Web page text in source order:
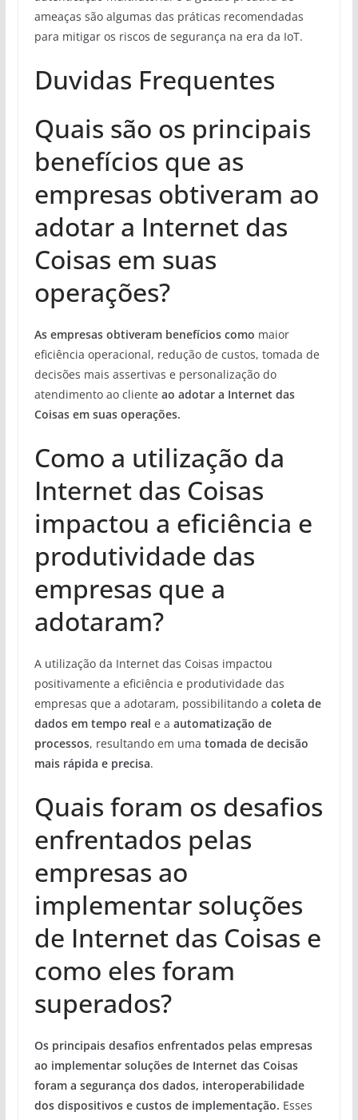
ameaças são algumas das práticas recomendadas
para mitigar os riscos de segurança na era da IoT.
Duvidas Frequentes
Quais são os principais
benefícios que as
empresas obtiveram ao
adotar a Internet das
Coisas em suas
operações?
As empresas obtiveram benefícios como maior
eficiência operacional, redução de custos, tomada de
decisões mais assertivas e personalização do
atendimento ao cliente ao adotar a Internet das
Coisas em suas operações.
Como a utilização da
Internet das Coisas
impactou a eficiência e
produtividade das
empresas que a
adotaram?
A utilização da Internet das Coisas impactou
positivamente a eficiência e produtividade das
empresas que a adotaram, possibilitando a coleta de
dados em tempo real e a automatização de
processos, resultando em uma tomada de decisão
mais rápida e precisa.
Quais foram os desafios
enfrentados pelas
empresas ao
implementar soluções
de Internet das Coisas e
como eles foram
superados?
Os principais desafios enfrentados pelas empresas
ao implementar soluções de Internet das Coisas
foram a segurança dos dados, interoperabilidade
dos dispositivos e custos de implementação. Esses